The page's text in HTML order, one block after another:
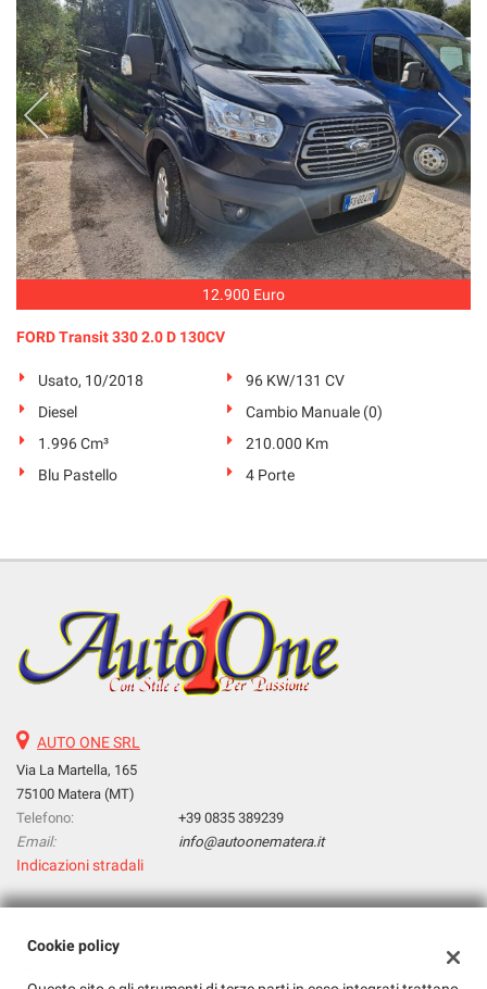
12.900 Euro
FORD Transit 330 2.0 D 130CV
Usato, 10/2018
96 KW/131 CV
Diesel
Cambio Manuale (0)
1.996 Cm³
210.000 Km
Blu Pastello
4 Porte
AUTO ONE SRL
Via La Martella, 165
75100 Matera (MT)
Telefono:
+39 0835 389239
Email:
info@autoonematera.it
Indicazioni stradali
Dati fiscali:
Cookie policy